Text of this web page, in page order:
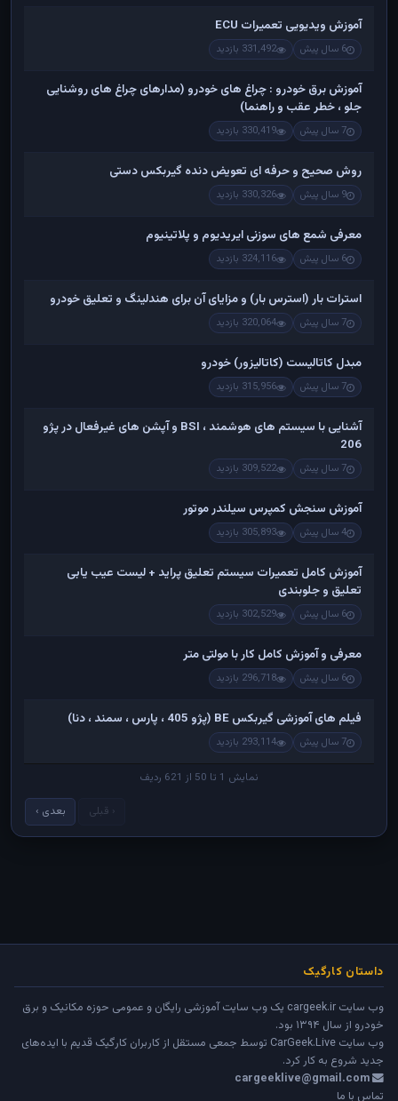
آموزش ویدیویی تعمیرات ECU
6 سال پیش 331,492 بازدید
آموزش برق خودرو : چراغ های خودرو (مدارهای چراغ های روشنایی
جلو ، خطر عقب و راهنما)
7 سال پیش 330,419 بازدید
روش صحیح و حرفه ای تعویض دنده گیربکس دستی
9 سال پیش 330,326 بازدید
معرفی شمع های سوزنی ایریدیوم و پلاتینیوم
6 سال پیش 324,116 بازدید
استرات بار (استرس بار) و مزایای آن برای هندلینگ و تعلیق خودرو
7 سال پیش 320,064 بازدید
مبدل کاتالیست (کاتالیزور) خودرو
7 سال پیش 315,956 بازدید
آشنایی با سیستم های هوشمند ، BSI و آپشن های غیرفعال در پژو
206
7 سال پیش 309,522 بازدید
آموزش سنجش کمپرس سیلندر موتور
4 سال پیش 305,893 بازدید
آموزش کامل تعمیرات سیستم تعلیق پراید + لیست عیب یابی
تعلیق و جلوبندی
6 سال پیش 302,529 بازدید
معرفی و آموزش کامل کار با مولتی متر
6 سال پیش 296,718 بازدید
فیلم های آموزشی گیربکس BE (پژو 405 ، پارس ، سمند ، دنا)
7 سال پیش 293,114 بازدید
نمایش 1 تا 50 از 621 ردیف
‹ قبلی بعدی ›
داستان کارگیک
وب سایت cargeek.ir یک وب سایت آموزشی رایگان و عمومی حوزه مکانیک و برق
خودرو از سال ۱۳۹۴ بود.
وب سایت CarGeek.Live توسط جمعی مستقل از کاربران کارگیک قدیم با ایده‌های
جدید شروع به کار کرد.
cargeeklive@gmail.com
تماس با ما